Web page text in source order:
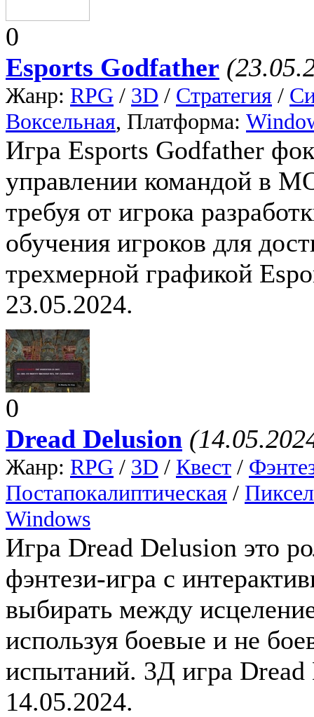
0
Esports Godfather
Жанр: RPG / 3D / Стратегия /
Воксельная, Платформа:
Игра Esports Godfather
управлении командой в
требуя от игрока
обучения игроков для
трехмерной графикой
23.05.2024.
0
Dread Delusion
Жанр: RPG / 3D / Квест /
Постапокалиптическая /
Windows
Игра Dread Delusion это
фэнтези-игра с
выбирать между
используя боевые и не
испытаний. 3Д игра
14.05.2024.